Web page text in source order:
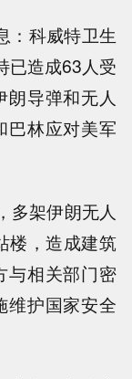
科威特卫生
已造成63人受
朗导弹和无人
巴林应对美军
架伊朗无人
楼，造成建筑
与相关部门密
维护国家安全